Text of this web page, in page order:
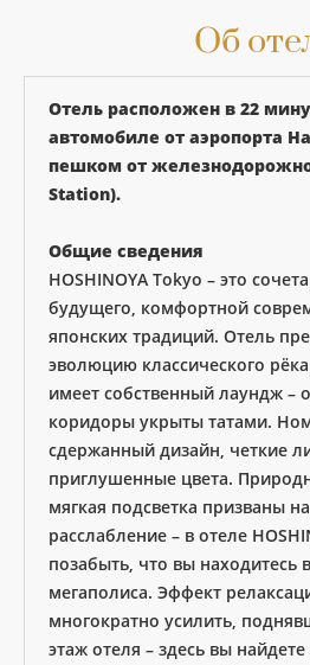
Об
Отель расположен в 22
автомобиле от аэропорта
пешком от
Station).
Общие сведения
HOSHINOYA Tokyo – это
будущего, комфортной
японских традиций. Отель
эволюцию классического
имеет собственный лаундж –
коридоры укрыты татами.
сдержанный дизайн, четкие
приглушенные цвета.
мягкая подсветка призваны
расслабление – в отеле
позабыть, что вы находитесь
мегаполиса. Эффект
многократно усилить,
этаж отеля – здесь вы